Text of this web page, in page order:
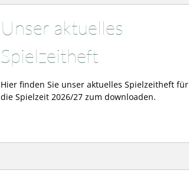
Unser aktuelles
Spielzeitheft
Hier finden Sie unser aktuelles Spielzeitheft für
die Spielzeit 2026/27 zum downloaden.